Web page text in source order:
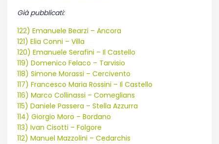
Già pubblicati:
122) Emanuele Bearzi – Ancora
121) Elia Conni – Villa
120) Emanuele Serafini – Il Castello
119) Domenico Felaco – Tarvisio
118) Simone Morassi – Cercivento
117) Francesco Maria Rossini – Il Castello
116) Marco Collinassi – Comeglians
115) Daniele Passera – Stella Azzurra
114) Giorgio Moro – Bordano
113) Ivan Cisotti – Folgore
112) Manuel Mazzolini – Cedarchis